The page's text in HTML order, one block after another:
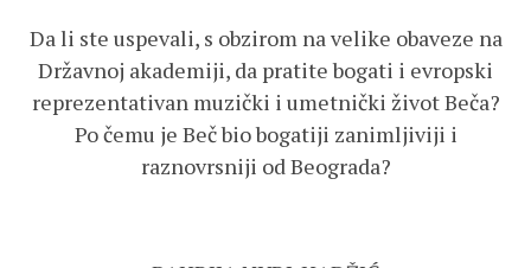
Da li ste uspevali, s obzirom na velike obaveze na
Državnoj akademiji, da pratite bogati i evropski
reprezentativan muzički i umetnički život Beča?
Po čemu je Beč bio bogatiji zanimljiviji i
raznovrsniji od Beograda?